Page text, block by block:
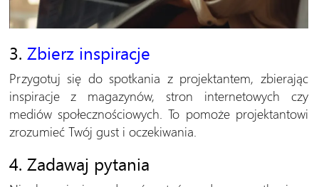
3. Zbierz inspiracje
Przygotuj się do spotkania z projektantem, zbierając
inspiracje z magazynów, stron internetowych czy
mediów społecznościowych. To pomoże projektantowi
zrozumieć Twój gust i oczekiwania.
4. Zadawaj pytania